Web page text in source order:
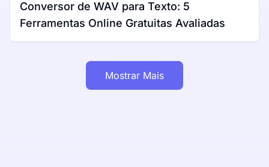
Conversor de WAV para Texto: 5
Ferramentas Online Gratuitas Avaliadas
Mostrar Mais